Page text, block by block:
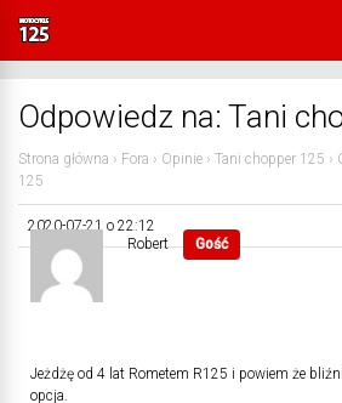
Odpowiedz na: Tani
Strona główna › Fora › Opinie › Tani chopper 125 ›
125
2020-07-21 o 22:12
Robert
Gość
Jeżdżę od 4 lat Rometem R125 i powiem że
opcja.